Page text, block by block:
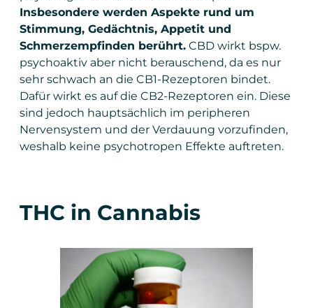
Insbesondere werden Aspekte rund um
Stimmung, Gedächtnis, Appetit und
Schmerzempfinden berührt. CBD wirkt bspw.
psychoaktiv aber nicht berauschend, da es nur
sehr schwach an die CB1-Rezeptoren bindet.
Dafür wirkt es auf die CB2-Rezeptoren ein. Diese
sind jedoch hauptsächlich im peripheren
Nervensystem und der Verdauung vorzufinden,
weshalb keine psychotropen Effekte auftreten.
THC in Cannabis